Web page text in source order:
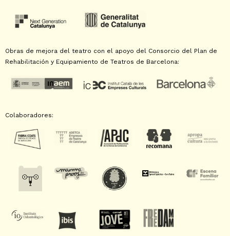
Obras de mejora del teatro con el apoyo del Consorcio del Plan de
Rehabilitación y Equipamiento de Teatros de Barcelona:
Colaboradores: